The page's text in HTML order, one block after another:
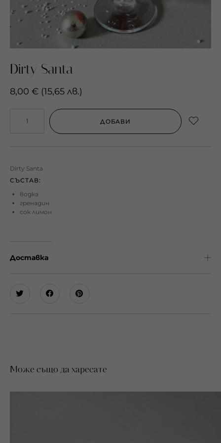
Dirty Santa
8,00 € (15,65 лв.)
ДОБАВИ
Dirty Santa
СЪСТАВ:
водка
гренадин
сок лимон
Доставка
Може също да харесате